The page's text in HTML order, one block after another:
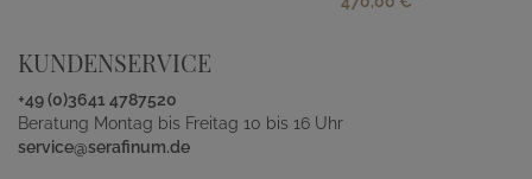
KUNDENSERVICE
+49 (0)3641 4787520
Beratung Montag bis Freitag 10 bis 16 Uhr
service@serafinum.de